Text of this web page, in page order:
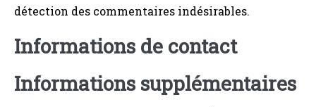
détection des commentaires indésirables.
Informations de contact
Informations supplémentaires